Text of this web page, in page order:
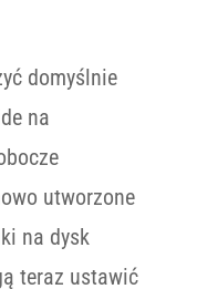
domyślnie
na
utworzone
na dysk
teraz ustawić